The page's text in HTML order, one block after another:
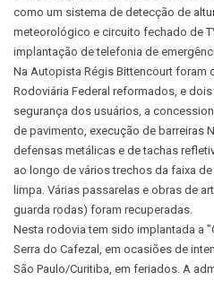
como um sistema de detecção de
meteorológico e circuito fechado de
implantação de telefonia de
Na Autopista Régis Bittencourt foram
Rodoviária Federal reformados, e
segurança dos usuários, a
de pavimento, execução de barreiras
defensas metálicas e de tachas
ao longo de vários trechos da faixa
limpa. Várias passarelas e obras de
guarda rodas) foram recuperadas.
Nesta rodovia tem sido implantada a
Serra do Cafezal, em ocasiões de
São Paulo/Curitiba, em feriados. A